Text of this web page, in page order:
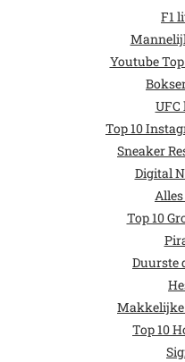
F1
Youtube
Top 10
Sneaker
Digital
Alles
Top 10
Duurste
Makkelijke
Top 10